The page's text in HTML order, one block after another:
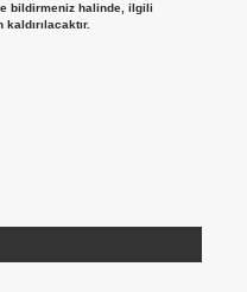
bildirmeniz halinde, ilgili